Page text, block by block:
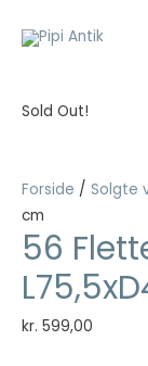
Sold Out!
Forside / Solgte
cm
56
kr. 599,00